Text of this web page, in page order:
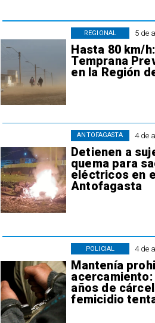
5 de
Hasta 80 km/
Temprana
en la Región
REGIONAL
4 de
Detienen a
quema para
eléctricos en
Antofagasta
ANTOFAGASTA
4 de
Mantenía
acercamiento:
años de
femicidio
POLICIAL